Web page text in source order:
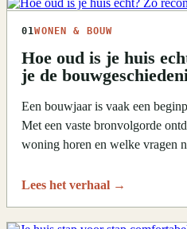
01WONEN & BOUW
Hoe oud is je huis
je de
Een bouwjaar is vaak een
Met een vaste bronvolgorde
woning horen en welke vragen
Lees het verhaal →